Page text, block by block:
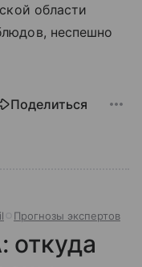
области
неспешно
Поделиться
Прогнозы экспертов
откуда